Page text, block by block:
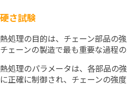
硬さ試験
熱処理の目的は、チェーン部品の
チェーンの製造で最も重要な過程の
熱処理のパラメータは、各部品の
に正確に制御され、チェーンの強